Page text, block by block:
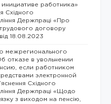
работника»
Східного
Держпраці «Про
договору
18.08.2023
межрегионального
отказе в увольнении
если работником
электронной
Східного
Держпраці «Щодо
з виходом на пенсію,